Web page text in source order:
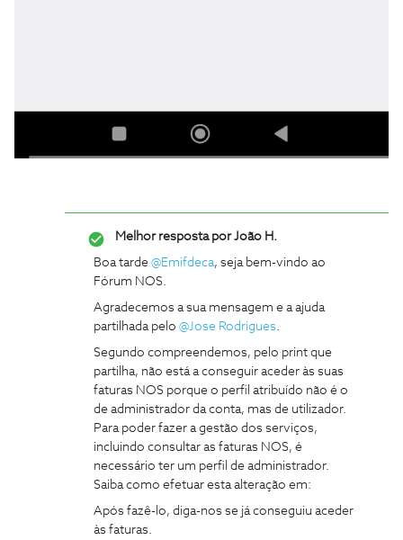
Melhor resposta porJoão H.
Boa tarde ​ @Emifdeca, seja bem-vindo ao
Fórum NOS.
Agradecemos a sua mensagem e a ajuda
partilhada pelo ​ @Jose Rodrigues
Segundo compreendemos, pelo print que
partilha, não está a conseguir aceder às suas
faturas NOS porque o perfil atribuído não é o
de administrador da conta, mas de utilizador.
Para poder fazer a gestão dos serviços,
incluindo consultar as faturas NOS, é
necessário ter um perfil de administrador.
Saiba como efetuar esta alteração em:
Após fazê-lo, diga-nos se já conseguiu aceder
às faturas.